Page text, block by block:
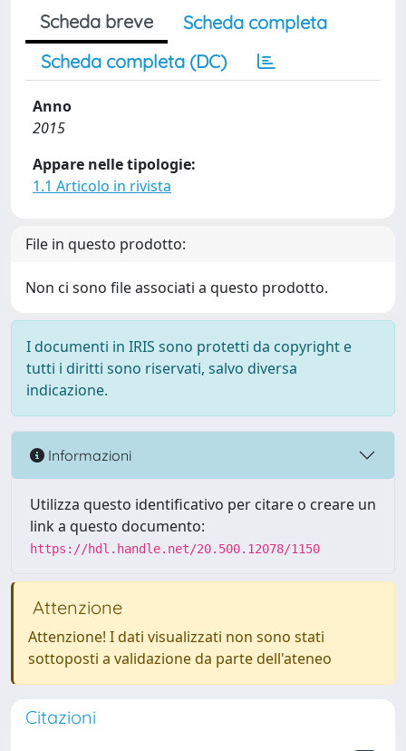
Scheda breve
Scheda completa
Scheda completa (DC)
Anno
2015
Appare nelle tipologie:
1.1 Articolo in rivista
File in questo prodotto:
Non ci sono file associati a questo prodotto.
I documenti in IRIS sono protetti da copyright e
tutti i diritti sono riservati, salvo diversa
indicazione.
Informazioni
Utilizza questo identificativo per citare o creare un
link a questo documento:
https://hdl.handle.net/20.500.12078/1150
Attenzione
Attenzione! I dati visualizzati non sono stati
sottoposti a validazione da parte dell'ateneo
Citazioni